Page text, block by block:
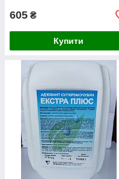
605 ₴
Купити